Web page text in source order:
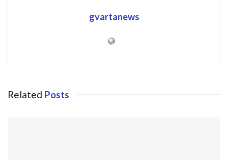
gvartanews
Related Posts